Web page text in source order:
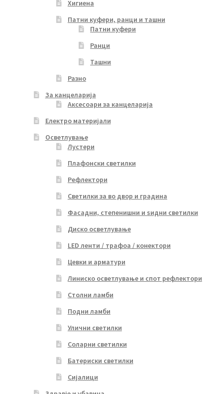
Хигиена
Патни куфери, ранци и ташни
Патни куфери
Ранци
Ташни
Разно
За канцеларија
Аксесоари за канцеларија
Електро материјали
Осветлување
Лустери
Плафонски светилки
Рефлектори
Светилки за во двор и градина
Фасадни, степенишни и ѕидни светилки
Диско осветлување
LED ленти / трафоа / конектори
Цевки и арматури
Линиско осветлување и спот рефлектори
Столни ламби
Подни ламби
Улични светилки
Соларни светилки
Батериски светилки
Сијалици